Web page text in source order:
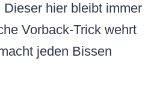
hier bleibt immer
Vorback-Trick wehrt
jeden Bissen